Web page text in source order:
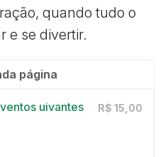
quando tudo o
e se divertir.
página
uivantes R$ 15,00